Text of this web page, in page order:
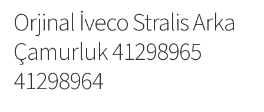
Orjinal İveco Stralis Arka
Çamurluk 41298965
41298964